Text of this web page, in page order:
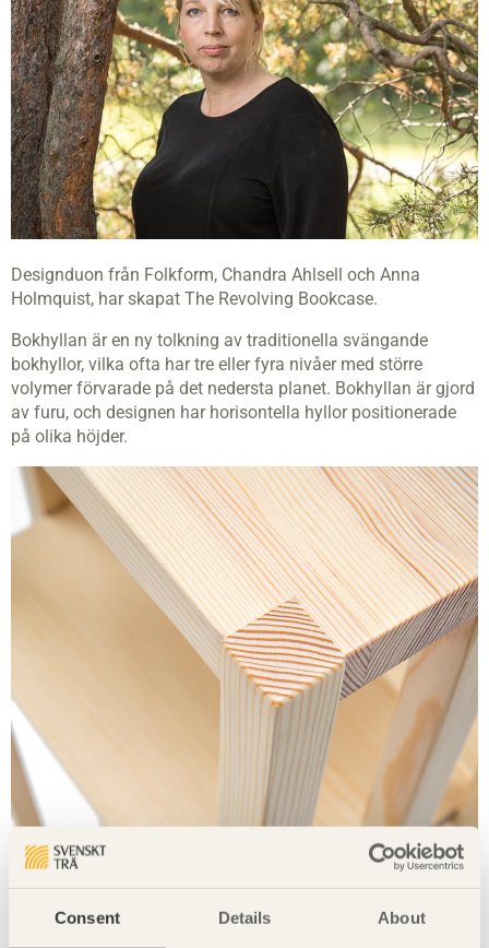
Consent Details About
Designduon från Folkform, Chandra Ahlsell och Anna
Holmquist, har skapat The Revolving Bookcase.
Bokhyllan är en ny tolkning av traditionella svängande
bokhyllor, vilka ofta har tre eller fyra nivåer med större
volymer förvarade på det nedersta planet. Bokhyllan är gjord
av furu, och designen har horisontella hyllor positionerade
på olika höjder.